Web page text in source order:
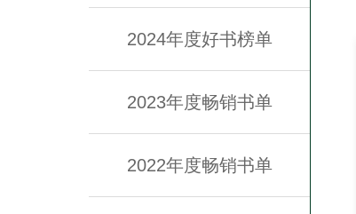
2024年度好书榜单
2023年度畅销书单
2022年度畅销书单